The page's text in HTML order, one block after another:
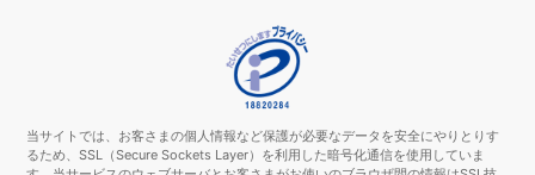
当サイトでは、お客さまの個人情報など保護が必要なデータを安全にやりとりす
るため、SSL（Secure Sockets Layer）を利用した暗号化通信を使用していま